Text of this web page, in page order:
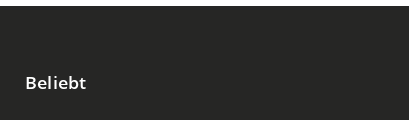
Beliebt